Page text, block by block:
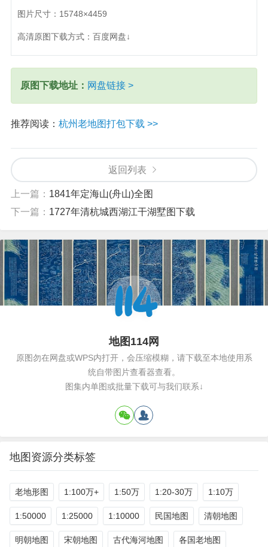
图片尺寸：15748×4459
高清原图下载方式：百度网盘↓
原图下载地址： 网盘链接 >
推荐阅读： 杭州老地图打包下载 >>
返回列表
上一篇： 1841年定海山(舟山)全图
下一篇： 1727年清杭城西湖江干湖墅图下载
地图114网
原图勿在网盘或WPS内打开，会压缩模糊，请下载至本地使用系
统自带图片查看器查看。
图集内单图或批量下载可与我们联系↓
地图资源分类标签
老地形图 1:100万+ 1:50万 1:20-30万 1:10万
1:50000 1:25000 1:10000 民国地图 清朝地图
明朝地图 宋朝地图 古代海河地图 各国老地图